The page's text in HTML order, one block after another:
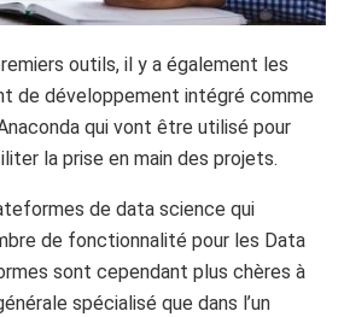
outils, il y a également les
de développement intégré comme
qui vont être utilisé pour
la prise en main des projets.
de data science qui
de fonctionnalité pour les Data
sont cependant plus chères à
spécialisé que dans l’un